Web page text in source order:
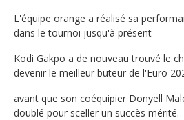
L'équipe orange a réalisé sa
dans le tournoi jusqu'à présent
Kodi Gakpo a de nouveau trouvé le
devenir le meilleur buteur de l'Euro
avant que son coéquipier Donyell
doublé pour sceller un succès mérité.